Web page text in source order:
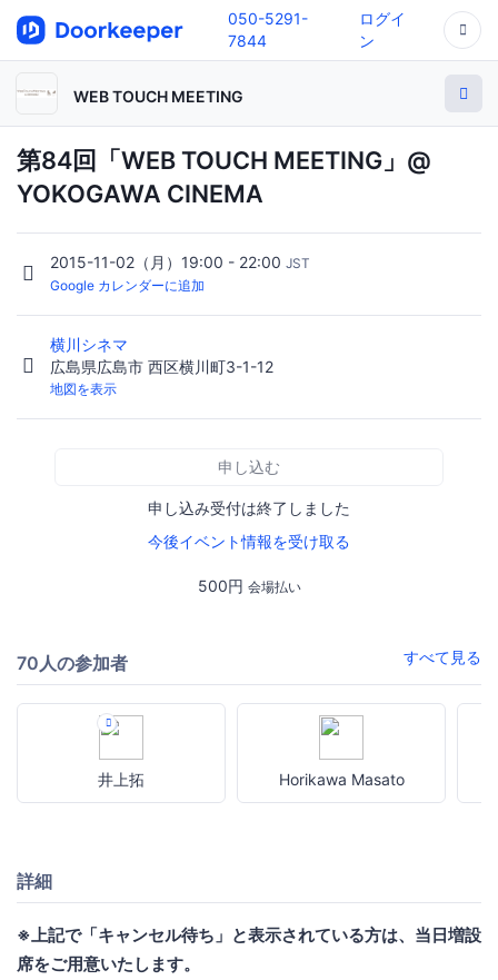
050-5291-
7844
ログイ
ン
WEB TOUCH MEETING
第84回「WEB TOUCH MEETING」@
YOKOGAWA CINEMA
2015-11-02（月）19:00 - 22:00 JST
Google カレンダーに追加
横川シネマ
広島県広島市 西区横川町3-1-12
地図を表示
申し込む
申し込み受付は終了しました
今後イベント情報を受け取る
500円 会場払い
70人の参加者 すべて見る
井上拓 Horikawa Masato
詳細
※上記で「キャンセル待ち」と表示されている方は、当日増設
席をご用意いたします。